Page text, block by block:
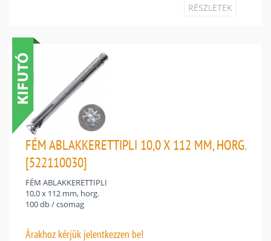
RÉSZLETEK
FÉM ABLAKKERETTIPLI 10,0 X 112 MM, HORG.
[522110030]
FÉM ABLAKKERETTIPLI
10,0 x 112 mm, horg.
100 db / csomag
Árakhoz kérjük jelentkezzen be!